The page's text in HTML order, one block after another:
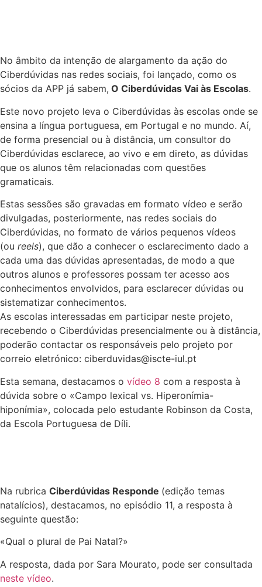
No âmbito da intenção de alargamento da ação do
Ciberdúvidas nas redes sociais, foi lançado, como os
sócios da APP já sabem, O Ciberdúvidas Vai às Escolas.
Este novo projeto leva o Ciberdúvidas às escolas onde se
ensina a língua portuguesa, em Portugal e no mundo. Aí,
de forma presencial ou à distância, um consultor do
Ciberdúvidas esclarece, ao vivo e em direto, as dúvidas
que os alunos têm relacionadas com questões
gramaticais.
Estas sessões são gravadas em formato vídeo e serão
divulgadas, posteriormente, nas redes sociais do
Ciberdúvidas, no formato de vários pequenos vídeos
(ou reels), que dão a conhecer o esclarecimento dado a
cada uma das dúvidas apresentadas, de modo a que
outros alunos e professores possam ter acesso aos
conhecimentos envolvidos, para esclarecer dúvidas ou
sistematizar conhecimentos.
As escolas interessadas em participar neste projeto,
recebendo o Ciberdúvidas presencialmente ou à distância,
poderão contactar os responsáveis pelo projeto por
correio eletrónico: ciberduvidas@iscte-iul.pt
Esta semana, destacamos o vídeo 8 com a resposta à
dúvida sobre o «Campo lexical vs. Hiperonímia-
hiponímia», colocada pelo estudante Robinson da Costa,
da Escola Portuguesa de Díli.
Na rubrica Ciberdúvidas Responde (edição temas
natalícios), destacamos, no episódio 11, a resposta à
seguinte questão:
«Qual o plural de Pai Natal?»
A resposta, dada por Sara Mourato, pode ser consultada
neste vídeo.